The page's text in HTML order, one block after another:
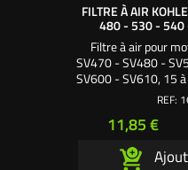
FILTRE À AIR
480 - 530 -
Filtre à air pour
SV470 - SV480 -
SV600 - SV610, 15
mm. Largeur :
poignée.
REF:
Prix
11,85 €